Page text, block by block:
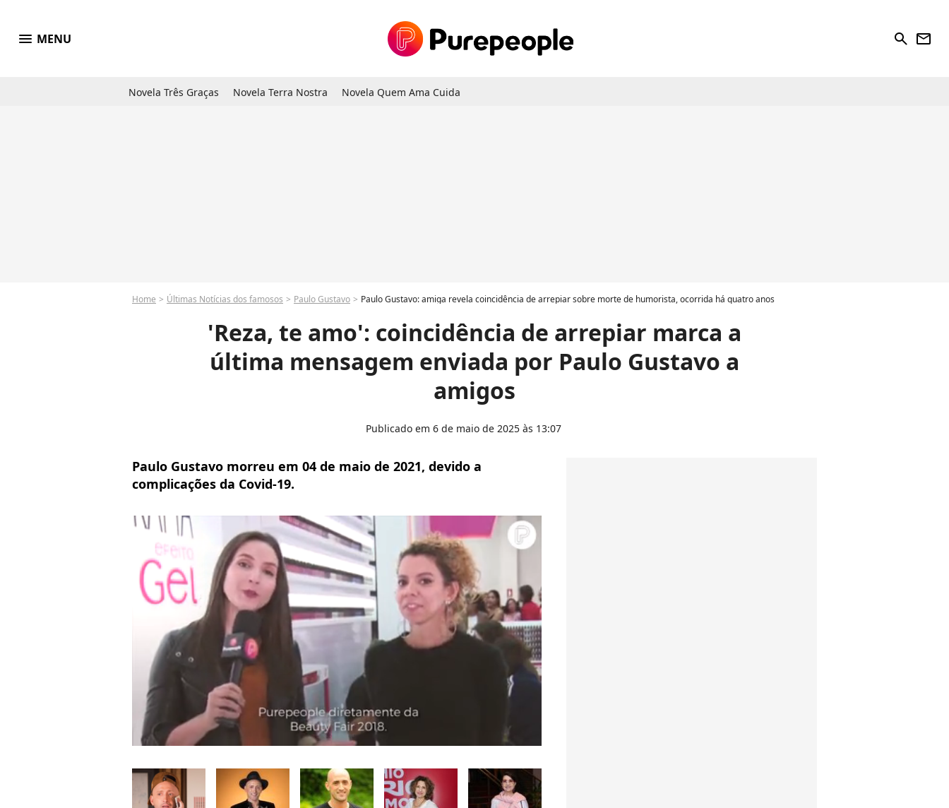
menu MENU search newsletter
Novela Três Graças Novela Terra Nostra Novela Quem Ama Cuida
Home Últimas Notícias dos famosos Paulo Gustavo Paulo Gustavo: amiga revela coincidência de arrepiar sobre morte de humorista, ocorrida há quatro anos
'Reza, te amo': coincidência de arrepiar marca a
última mensagem enviada por Paulo Gustavo a
amigos
Publicado em 6 de maio de 2025 às 13:07
Paulo Gustavo morreu em 04 de maio de 2021, devido a
complicações da Covid-19.